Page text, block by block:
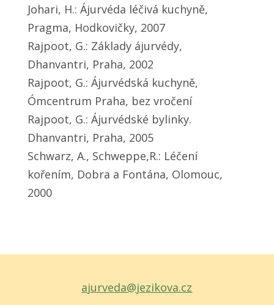
Johari, H.: Ájurvéda léčivá kuchyně,
Pragma, Hodkovičky, 2007
Rajpoot, G.: Základy ájurvédy,
Dhanvantri, Praha, 2002
Rajpoot, G.: Ájurvédská kuchyně,
Ómcentrum Praha, bez vročení
Rajpoot, G.: Ájurvédské bylinky.
Dhanvantri, Praha, 2005
Schwarz, A., Schweppe,R.: Léčení
kořením, Dobra a Fontána, Olomouc,
2000
ajurveda@jezikova.cz